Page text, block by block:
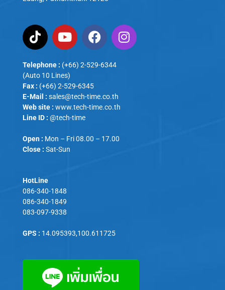
Telephone : (+66) 2-529-6344
(Auto 10 Lines)
Fax : (+66) 2-529-6345
E-Mail : sales@tech-time.co.th
Web site : www.tech-time.co.th
Line ID : @tech-time
Open : Mon – Fri 08.00 – 17.00
Close : Sat-Sun
HotLine
086-340-1848
086-340-1849
083-097-9338
GPS : 14.095393,100.611725